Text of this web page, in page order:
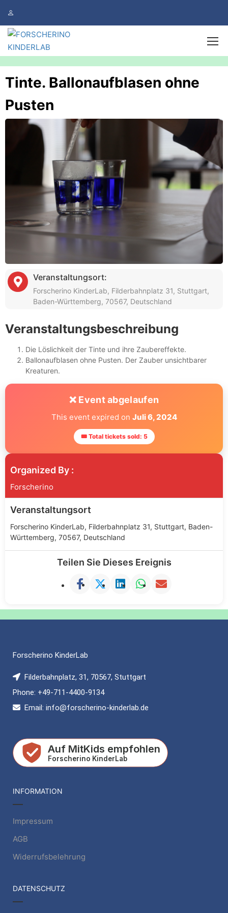
Tinte. Ballonaufblasen ohne
Pusten
Veranstaltungsort:
Forscherino KinderLab, Filderbahnplatz 31, Stuttgart,
Baden-Württemberg, 70567, Deutschland
Veranstaltungsbeschreibung
Die Löslichkeit der Tinte und ihre Zaubereffekte.
Ballonaufblasen ohne Pusten. Der Zauber unsichtbarer
Kreaturen.
❌ Event abgelaufen
This event expired on Juli 6, 2024
🎟 Total tickets sold: 5
Organized By :
Forscherino
Veranstaltungsort
Forscherino KinderLab, Filderbahnplatz 31, Stuttgart, Baden-
Württemberg, 70567, Deutschland
Teilen Sie Dieses Ereignis
Forscherino KinderLab
Filderbahnplatz, 31, 70567, Stuttgart
Phone: +49-711-4400-9134
Email: info@forscherino-kinderlab.de
INFORMATION
Impressum
AGB
Widerrufsbelehrung
DATENSCHUTZ